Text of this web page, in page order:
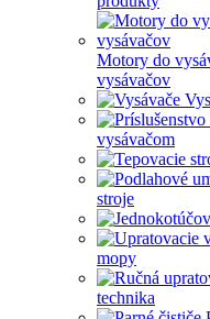
Motory do
vysávačov
vysávačom
stroje
mopy
technika